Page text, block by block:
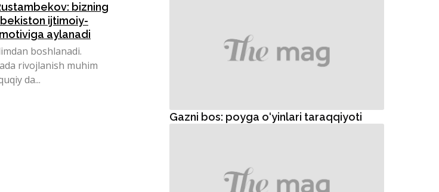
bizning
ijtimoiy-
aylanadi
boshlanadi.
rivojlanish muhim
da...
Gazni bos: poyga o‘yinlari taraqqiyoti